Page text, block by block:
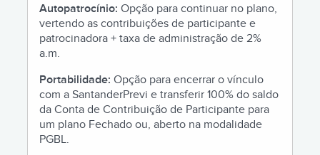
Autopatrocínio: Opção para continuar no plano,
vertendo as contribuições de participante e
patrocinadora + taxa de administração de 2%
a.m.
Portabilidade: Opção para encerrar o vínculo
com a SantanderPrevi e transferir 100% do saldo
da Conta de Contribuição de Participante para
um plano Fechado ou, aberto na modalidade
PGBL.